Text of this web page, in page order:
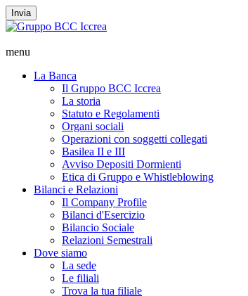
Invia
menu
La Banca
Il Gruppo BCC Iccrea
La storia
Statuto e Regolamenti
Organi sociali
Operazioni con soggetti collegati
Basilea II e III
Avviso Depositi Dormienti
Etica di Gruppo e Whistleblowing
Bilanci e Relazioni
Il Company Profile
Bilanci d'Esercizio
Bilancio Sociale
Relazioni Semestrali
Dove siamo
La sede
Le filiali
Trova la tua filiale